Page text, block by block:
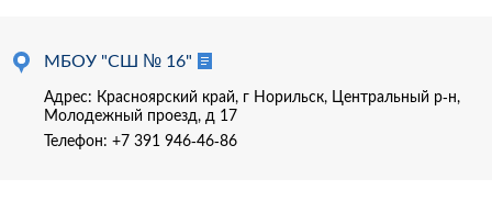
МБОУ "СШ № 16"
Адрес: Красноярский край, г Норильск, Центральный р-н,
Молодежный проезд, д 17
Телефон: +7 391 946-46-86